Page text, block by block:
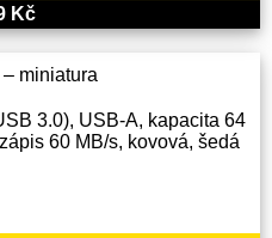
Kč
3.0), USB-A, kapacita 64
60 MB/s, kovová, šedá